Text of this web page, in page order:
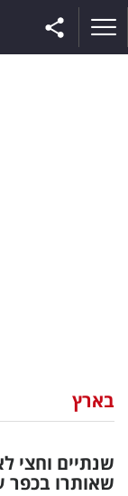
וצרכנות
דיגיטל
בארץ
שנתיים
שאותרו בכפר